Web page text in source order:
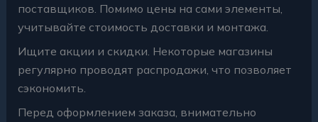
поставщиков. Помимо цены на сами элементы,
учитывайте стоимость доставки и монтажа.
Ищите акции и скидки. Некоторые магазины
регулярно проводят распродажи, что позволяет
сэкономить.
Перед оформлением заказа, внимательно